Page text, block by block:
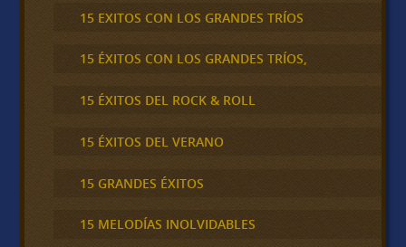
15 EXITOS CON LOS GRANDES TRÍOS
15 ÉXITOS CON LOS GRANDES TRÍOS,
15 ÉXITOS DEL ROCK & ROLL
15 ÉXITOS DEL VERANO
15 GRANDES ÉXITOS
15 MELODÍAS INOLVIDABLES